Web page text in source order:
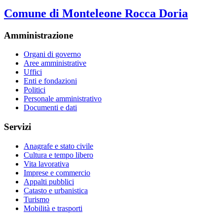
Comune di Monteleone Rocca Doria
Amministrazione
Organi di governo
Aree amministrative
Uffici
Enti e fondazioni
Politici
Personale amministrativo
Documenti e dati
Servizi
Anagrafe e stato civile
Cultura e tempo libero
Vita lavorativa
Imprese e commercio
Appalti pubblici
Catasto e urbanistica
Turismo
Mobilità e trasporti